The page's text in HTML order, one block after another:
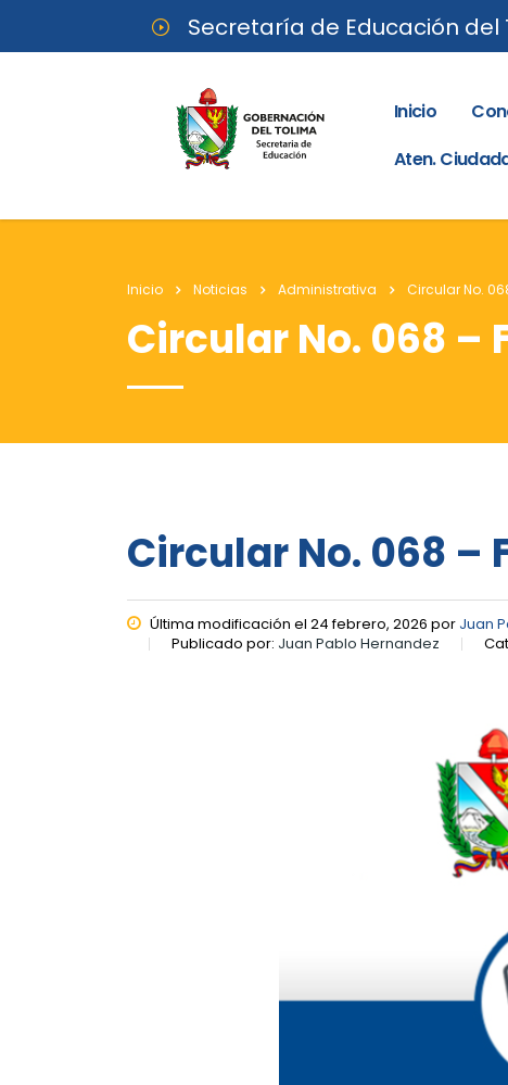
Secretaría de Educación del
Inicio
Aten.
Inicio Noticias Administrativa Circular No.
Circular No. 068 –
Circular No. 068 –
Última modificación el 24 febrero, 2026 por Juan
Publicado por: Juan Pablo Hernandez